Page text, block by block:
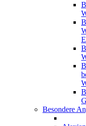
Besondere